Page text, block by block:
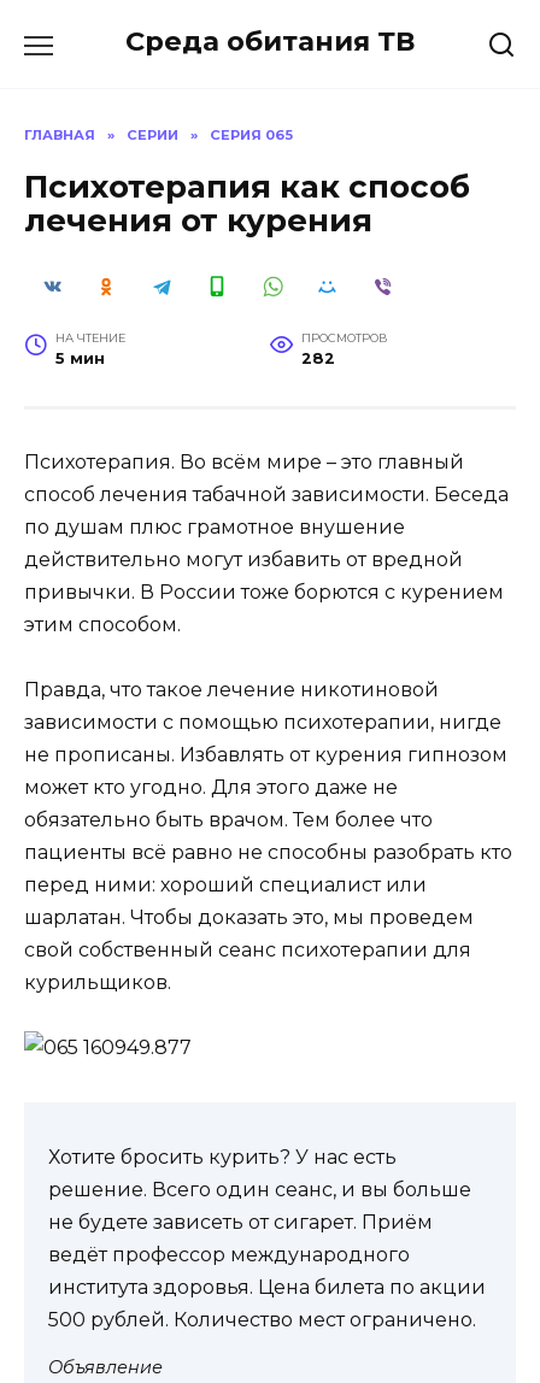
Среда обитания ТВ
ГЛАВНАЯ » СЕРИИ » СЕРИЯ 065
Психотерапия как способ
лечения от курения
НА ЧТЕНИЕ
5 мин
ПРОСМОТРОВ
282
Психотерапия. Во всём мире – это главный
способ лечения табачной зависимости. Беседа
по душам плюс грамотное внушение
действительно могут избавить от вредной
привычки. В России тоже борются с курением
этим способом.
Правда, что такое лечение никотиновой
зависимости с помощью психотерапии, нигде
не прописаны. Избавлять от курения гипнозом
может кто угодно. Для этого даже не
обязательно быть врачом. Тем более что
пациенты всё равно не способны разобрать кто
перед ними: хороший специалист или
шарлатан. Чтобы доказать это, мы проведем
свой собственный сеанс психотерапии для
курильщиков.
Хотите бросить курить? У нас есть
решение. Всего один сеанс, и вы больше
не будете зависеть от сигарет. Приём
ведёт профессор международного
института здоровья. Цена билета по акции
500 рублей. Количество мест ограничено.
Объявление